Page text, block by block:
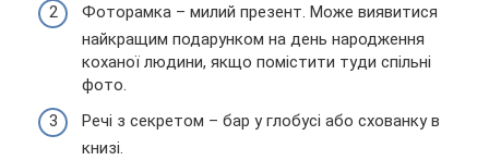
Фоторамка – милий презент. Може виявитися
найкращим подарунком на день народження
коханої людини, якщо помістити туди спільні
фото.
Речі з секретом – бар у глобусі або схованку в
книзі.